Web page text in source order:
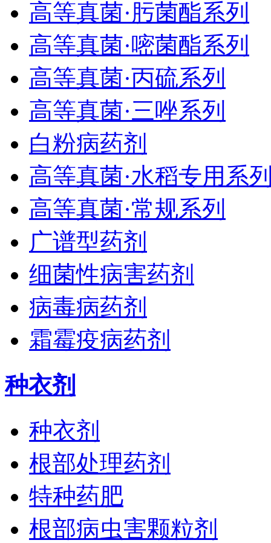
高等真菌·肟菌酯系列
高等真菌·嘧菌酯系列
高等真菌·丙硫系列
高等真菌·三唑系列
白粉病药剂
高等真菌·水稻专用系
高等真菌·常规系列
广谱型药剂
细菌性病害药剂
病毒病药剂
霜霉疫病药剂
种衣剂
种衣剂
根部处理药剂
特种药肥
根部病虫害颗粒剂